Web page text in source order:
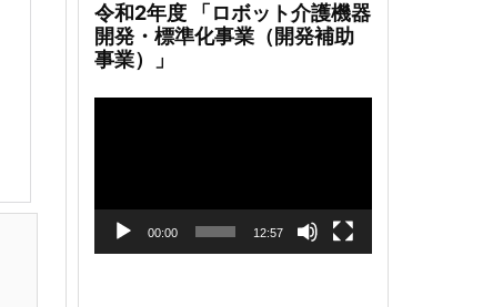
令和2年度 「ロボット介護機器
開発・標準化事業（開発補助
事業）」
ヤ
00:00 12:57